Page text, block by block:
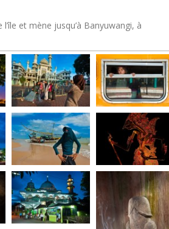
et mène jusqu’à Banyuwangi, à